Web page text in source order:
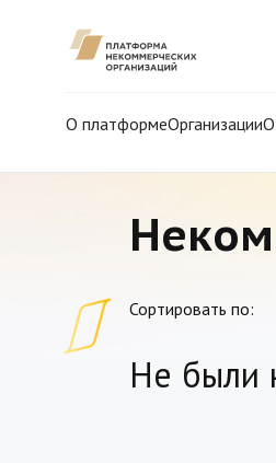
О платформеОрганизации
Сортировать по:
Не были